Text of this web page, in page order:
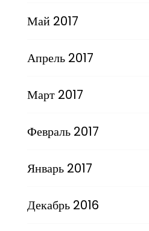
Май 2017
Апрель 2017
Март 2017
Февраль 2017
Январь 2017
Декабрь 2016